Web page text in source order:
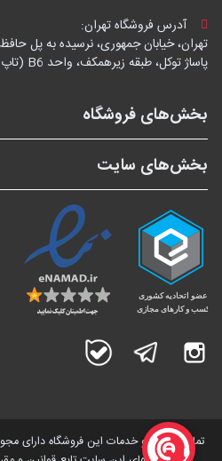
آدرس فروشگاه تهران:
تهران، خیابان جمهوری، نرسیده به پل
پاساژ توکل، طبقه زیرهمکف، واحد B6 (تاپ ترونیک)
بخش‌های فروشگاه
بخش‌های سایت
اینستاگرام تلگرام
تمامی کالاها و خدمات این فروشگاه دارای